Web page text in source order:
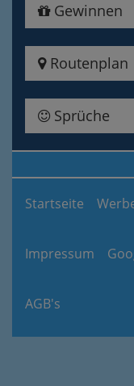
Gewinnen
Routenplan
Sprüche
Startseite
Impressum
AGB's